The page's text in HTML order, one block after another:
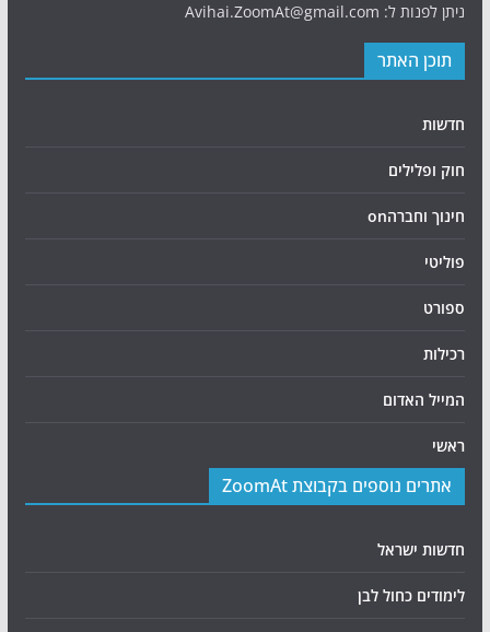
ניתן לפנות ל: Avihai.ZoomAt@gmail.com
תוכן האתר
חדשות
חוק ופלילים
חינוך וחברהon
פוליטי
ספורט
רכילות
המייל האדום
ראשי
אתרים נוספים בקבוצת ZoomAt
חדשות ישראל
לימודים כחול לבן